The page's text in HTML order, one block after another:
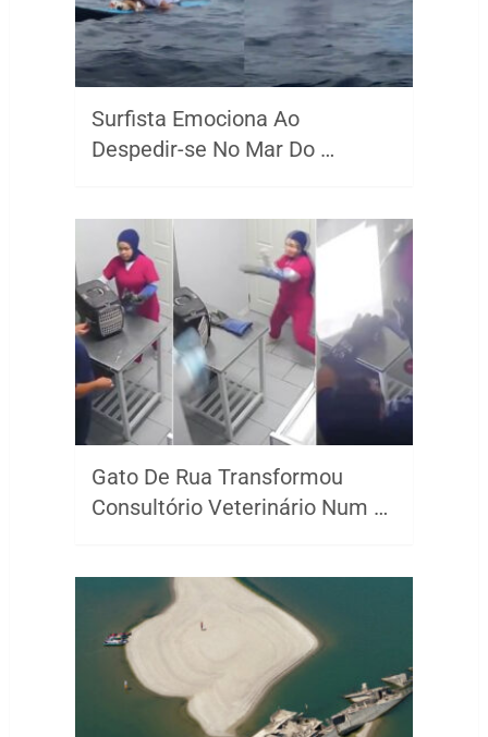
Surfista Emociona Ao
Despedir-se No Mar Do …
Gato De Rua Transformou
Consultório Veterinário Num …